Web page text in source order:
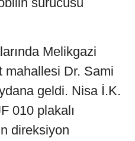
Melikgazi
mahallesi Dr. Sami
geldi. Nisa İ.K.
010 plakalı
direksiyon